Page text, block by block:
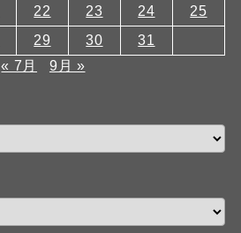
22 23 24
25
29 30
31
« 7月
9月 »